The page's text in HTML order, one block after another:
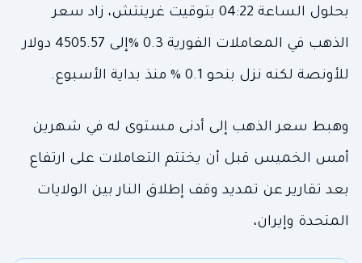
بحلول الساعة 04:22 بتوقيت غرينتش، زاد سعر
الذهب في المعاملات الفورية 0.3 %إلى 4505.57 دولار
للأونصة لكنه نزل بنحو 0.1 % منذ بداية الأسبوع.
وهبط سعر الذهب إلى أدنى مستوى له في شهرين
أمس الخميس قبل أن يختتم التعاملات على ارتفاع
بعد تقارير عن تمديد وقف إطلاق النار بين الولايات
المتحدة وإيران،